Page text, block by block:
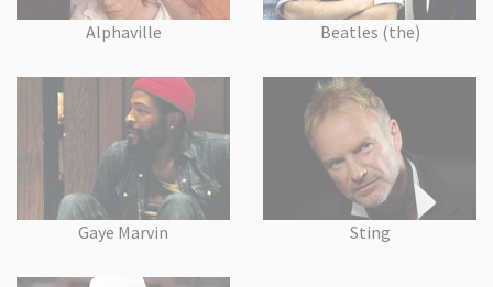
Alphaville Beatles (the)
Gaye Marvin Sting